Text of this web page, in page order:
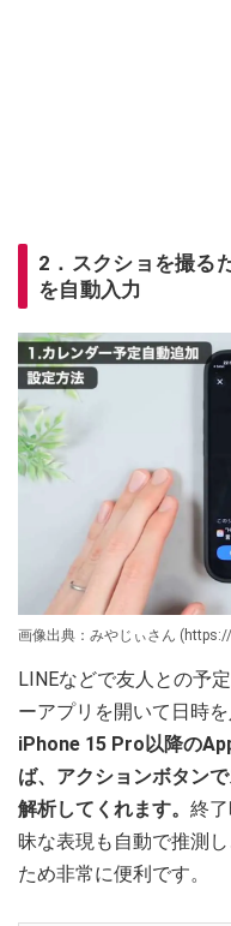
2．スクショを撮る
を自動入力
画像出典：みやじぃさん
LINEなどで友人との予
ーアプリを開いて日時
iPhone 15 Pro以降の
ば、アクションボタン
解析してくれます。 終
昧な表現も自動で推測
ため非常に便利です。